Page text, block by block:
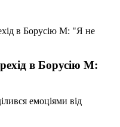
в Борусію М: "Я не
в Борусію М:
емоціями від